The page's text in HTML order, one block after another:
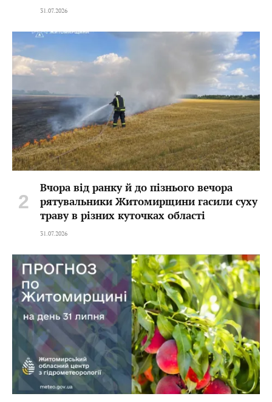
31.07.2026
Вчора від ранку й до пізнього вечора
рятувальники Житомирщини гасили суху
траву в різних куточках області
31.07.2026